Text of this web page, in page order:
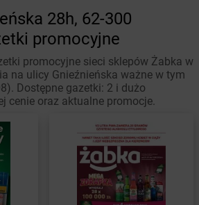
28h, 62-300
promocyjne
promocyjne sieci sklepów Żabka w
na ulicy Gnieźnieńska ważne w tym
Dostępne gazetki: 2 i dużo
cenie oraz aktualne promocje.